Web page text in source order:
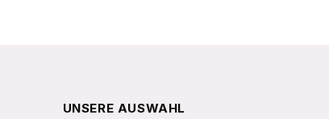
UNSERE AUSWAHL